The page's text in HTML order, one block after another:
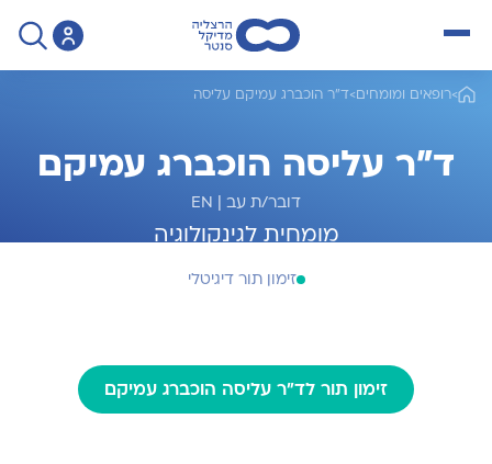
>רופאים ומומחים>ד"ר הוכברג עמיקם עליסה
ד"ר עליסה הוכברג עמיקם
דובר/ת עב |
EN
מומחית לגינקולוגיה
זימון תור דיגיטלי
זימון תור לד"ר עליסה הוכברג עמיקם